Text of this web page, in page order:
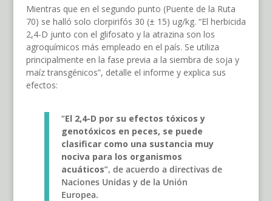
Mientras que en el segundo punto (Puente de la Ruta
70) se halló solo clorpirifós 30 (± 15) ug/kg. “El herbicida
2,4-D junto con el glifosato y la atrazina son los
agroquímicos más empleado en el país. Se utiliza
principalmente en la fase previa a la siembra de soja y
maíz transgénicos”, detalle el informe y explica sus
efectos:
“El 2,4-D por su efectos tóxicos y
genotóxicos en peces, se puede
clasificar como una sustancia muy
nociva para los organismos
acuáticos”, de acuerdo a directivas de
Naciones Unidas y de la Unión
Europea.